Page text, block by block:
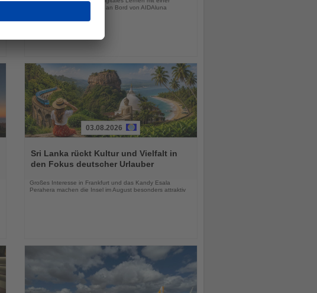
dreitägigen Schulungsreise an Bord von AIDAluna
Sie
die
03.08.2026
Sri Lanka rückt Kultur und Vielfalt in
den Fokus deutscher Urlauber
Großes Interesse in Frankfurt und das Kandy Esala
Perahera machen die Insel im August besonders attraktiv